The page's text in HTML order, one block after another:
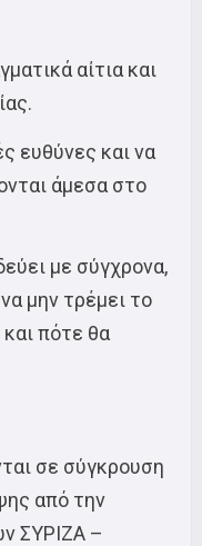
αίτια και
ευθύνες και να
άμεσα στο
με σύγχρονα,
μην τρέμει το
πότε θα
σε σύγκρουση
από την
ΣΥΡΙΖΑ –